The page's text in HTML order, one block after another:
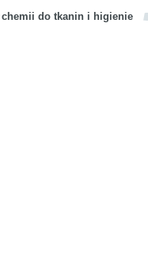
chemii do tkanin i higienie